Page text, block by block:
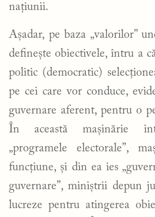
națiunii.
Așadar, pe baza „valorilor”
definește obiectivele, întru a
politic (democratic)
pe cei care vor conduce,
guvernare aferent, pentru o
În această mașinărie
„programele electorale”,
funcțiune, și din ea ies
guvernare”, miniștrii depun
lucreze pentru atingerea